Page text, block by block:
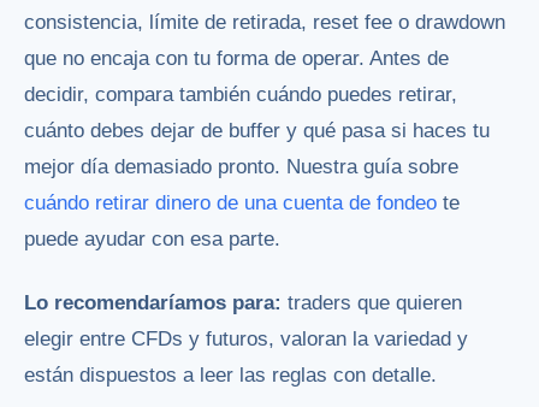
consistencia, límite de retirada, reset fee o drawdown
que no encaja con tu forma de operar. Antes de
decidir, compara también cuándo puedes retirar,
cuánto debes dejar de buffer y qué pasa si haces tu
mejor día demasiado pronto. Nuestra guía sobre
cuándo retirar dinero de una cuenta de fondeo te
puede ayudar con esa parte.
Lo recomendaríamos para: traders que quieren
elegir entre CFDs y futuros, valoran la variedad y
están dispuestos a leer las reglas con detalle.